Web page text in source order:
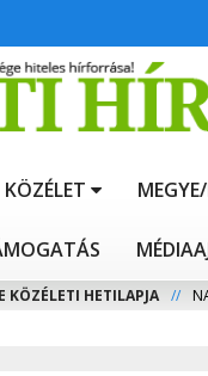
KÖZÉLET
KÖZÉLETI HETILAPJA //